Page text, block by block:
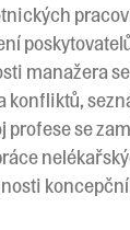
manažera
konfliktů,
se